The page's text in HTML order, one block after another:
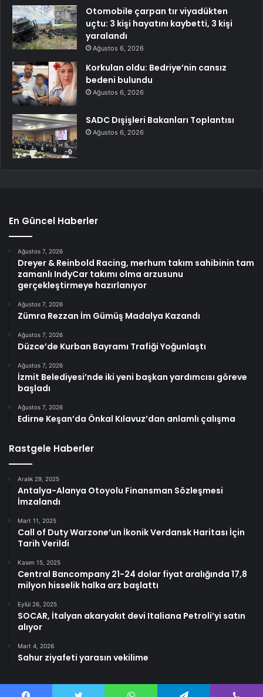
Otomobile çarpan tır viyadükten
uçtu: 3 kişi hayatını kaybetti, 3 kişi
yaralandı
Ağustos 6, 2026
Korkulan oldu: Bedriye’nin cansız
bedeni bulundu
Ağustos 6, 2026
SADC Dışişleri Bakanları Toplantısı
Ağustos 6, 2026
En Güncel Haberler
Ağustos 7, 2026
Dreyer & Reinbold Racing, merhum takım sahibinin tam
zamanlı IndyCar takımı olma arzusunu
gerçekleştirmeye hazırlanıyor
Ağustos 7, 2026
Zümra Rezzan İm Gümüş Madalya Kazandı
Ağustos 7, 2026
Düzce’de Kurban Bayramı Trafiği Yoğunlaştı
Ağustos 7, 2026
İzmit Belediyesi’nde iki yeni başkan yardımcısı göreve
başladı
Ağustos 7, 2026
Edirne Keşan’da Önkal Kılavuz’dan anlamlı çalışma
Rastgele Haberler
Aralık 29, 2025
Antalya-Alanya Otoyolu Finansman Sözleşmesi
İmzalandı
Mart 11, 2025
Call of Duty Warzone’un İkonik Verdansk Haritası İçin
Tarih Verildi
Kasım 15, 2025
Central Bancompany 21-24 dolar fiyat aralığında 17,8
milyon hisselik halka arz başlattı
Eylül 26, 2025
SOCAR, İtalyan akaryakıt devi Italiana Petroli’yi satın
alıyor
Mart 4, 2026
Sahur ziyafeti yarasın vekilime